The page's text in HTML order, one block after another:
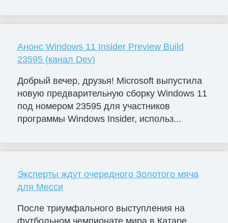
Анонс Windows 11 Insider Preview Build
23595 (канал Dev)
Добрый вечер, друзья! Microsoft выпустила
новую предварительную сборку Windows 11
под номером 23595 для участников
программы Windows Insider, использ...
Эксперты ждут очередного Золотого мяча
для Месси
После триумфального выступления на
футбольном чемпионате мира в Катаре